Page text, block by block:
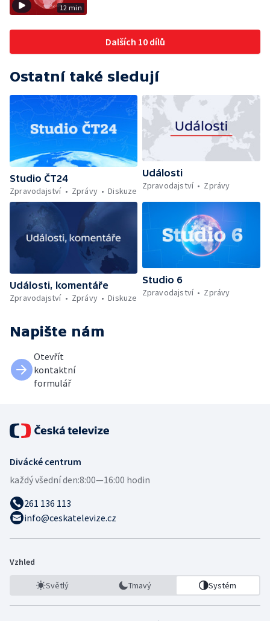
12 min
Dalších 10 dílů
Ostatní také sledují
Studio ČT24
Zpravodajství
Zprávy Diskuze
Události
Zpravodajství
Zprávy
Události, komentáře
Zpravodajství
Zprávy Diskuze
Studio 6
Zpravodajství
Zprávy
Napište nám
Otevřít
kontaktní
formulář
Divácké centrum
každý všední den:8:00—16:00 hodin
261 136 113
info@ceskatelevize.cz
Vzhled
Světlý Tmavý Systém